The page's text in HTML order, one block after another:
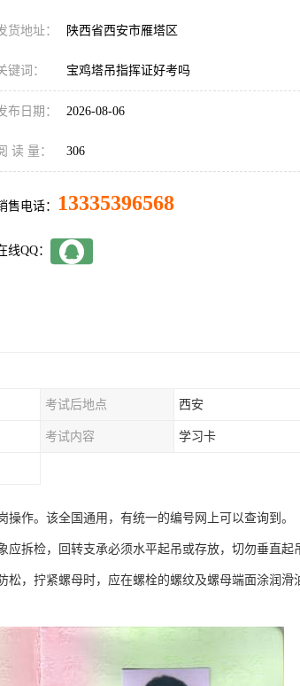
货地址： 陕西省西安市雁塔区
键词： 宝鸡塔吊指挥证好考吗
布日期： 2026-08-06
读 量： 306
售电话： 13335396568
线QQ：
考试后地点 西安
考试内容 学习卡
作。该全国通用，有统一的编号网上可以查询到。
拆检，回转支承必须水平起吊或存放，切勿垂直起
，拧紧螺母时，应在螺栓的螺纹及螺母端面涂润滑